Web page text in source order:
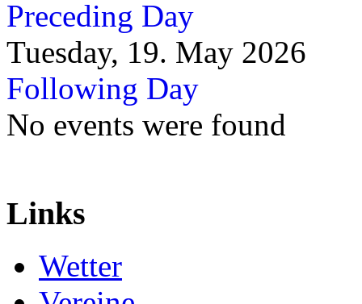
Preceding Day
Tuesday, 19. May 2026
Following Day
No events were found
Links
Wetter